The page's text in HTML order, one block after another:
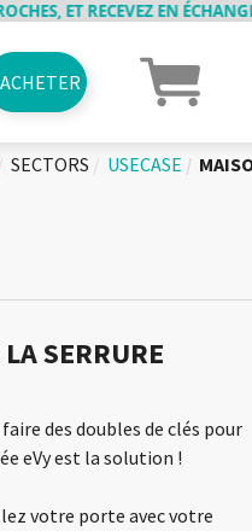
EN ÉCHANGE DES
PRODUITS CARTES
CAS D'USAGES
PARRAINAGE
JOBS
ACHETER
SECTORS USECASE
SERRURE
des doubles de clés pour
eVy est la solution !
votre porte avec votre